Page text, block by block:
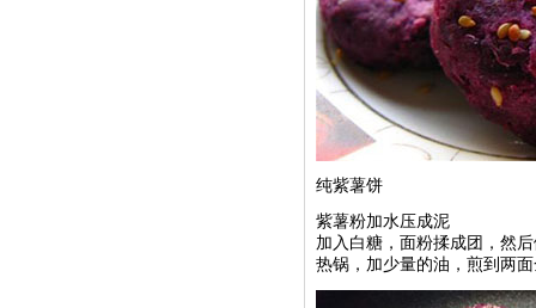
纯紫薯饼
紫薯粉加水压成泥
加入白糖，面粉揉成团，然
热锅，加少量的油，煎到两